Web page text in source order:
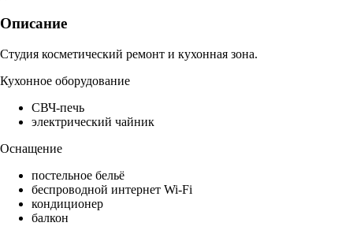
Описание
Студия косметический ремонт и кухонная зона.
Кухонное оборудование
СВЧ-печь
электрический чайник
Оснащение
постельное бельё
беспроводной интернет Wi-Fi
кондиционер
балкон